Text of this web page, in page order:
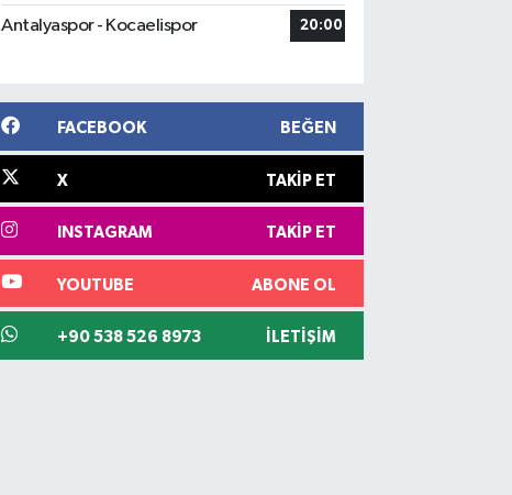
Antalyaspor - Kocaelispor 20:00
FACEBOOK BEĞEN
X TAKIP ET
INSTAGRAM TAKIP ET
YOUTUBE ABONE OL
+90 538 526 8973 İLETIŞIM